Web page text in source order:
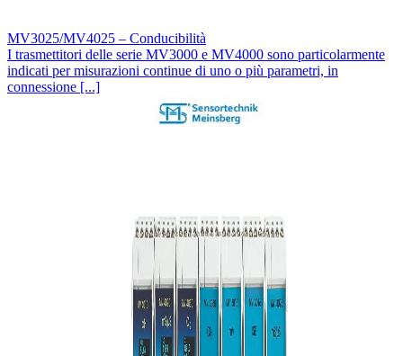
MV3025/MV4025 – Conducibilità
I trasmettitori delle serie MV3000 e MV4000 sono particolarmente
indicati per misurazioni continue di uno o più parametri, in
connessione [...]